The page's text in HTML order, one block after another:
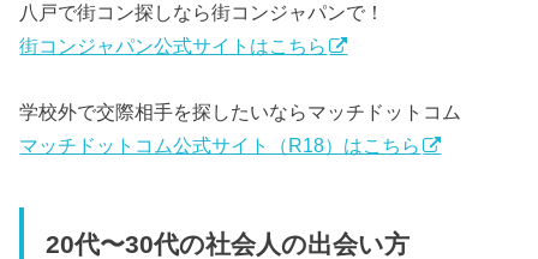
八戸で街コン探しなら街コンジャパンで！
街コンジャパン公式サイトはこちら
学校外で交際相手を探したいならマッチドットコム
マッチドットコム公式サイト（R18）はこちら
20代〜30代の社会人の出会い方